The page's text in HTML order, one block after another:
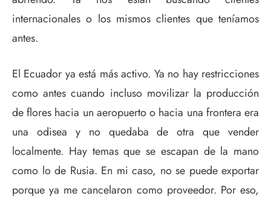
internacionales o los mismos clientes que teníamos
antes.
El Ecuador ya está más activo. Ya no hay restricciones
como antes cuando incluso movilizar la producción
de flores hacia un aeropuerto o hacia una frontera era
una odisea y no quedaba de otra que vender
localmente. Hay temas que se escapan de la mano
como lo de Rusia. En mi caso, no se puede exportar
porque ya me cancelaron como proveedor. Por eso,